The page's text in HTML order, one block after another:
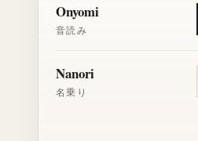
Onyomi
音読み
Nanori
名乗り